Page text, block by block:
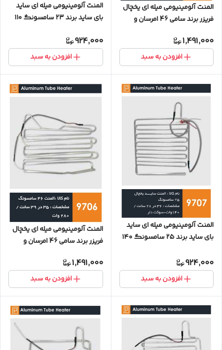
المنت آلومینیومی میله ای یخچال
فریزر برند سامی 46 امرسان و
سوکت)
1,491,000
افزودن به سبد
المنت آلومینیومی میله ای ساید
بای ساید برند ۲۳ سامسونگ ۱۱۰
924,000
افزودن به سبد
المنت آلومینیومی میله ای ساید
بای ساید برند ۲۵ سامسونگ ۱۴۰
924,000
افزودن به سبد
المنت آلومینیومی میله ای یخچال
فریزر برند سامی 46 امرسان و
(بدون سوکت)
1,491,000
افزودن به سبد